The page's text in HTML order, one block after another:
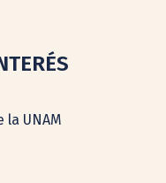
la UNAM